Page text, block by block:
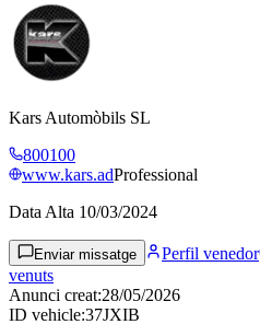
Kars Automòbils SL
800100
www.kars.adProfessional
Data Alta 10/03/2024
Enviar missatge Perfil venedor
venuts
Anunci creat:28/05/2026
ID vehicle:37JXIB